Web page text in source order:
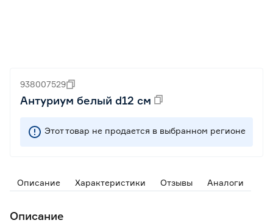
938007529
Антуриум белый d12 см
Этот товар не продается в выбранном регионе
Описание Характеристики Отзывы Аналоги
Описание